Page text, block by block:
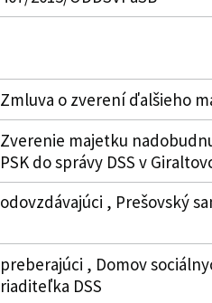
Zmluva o zverení ďalšieho
Zverenie majetku
PSK do správy DSS v
odovzdávajúci , Prešovský
preberajúci , Domov
riaditeľka DSS